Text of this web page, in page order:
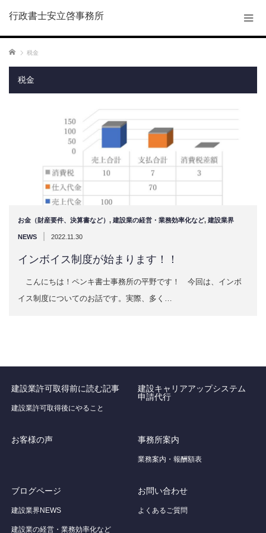
行政書士安立啓事務所
ホーム 税金
税金
お金（財産要件、決算書など） , 建設業の経営・業務効率化など, 建設業界
NEWS 2022.11.30
インボイス制度が始まります！！
こんにちは！ペンキ書士事務所の平野です！ 今回は、インボ
イス制度についてのお話です。実際、多く…
建設業許可取得前に読む記事
建設業許可取得後にやること
建設キャリアアップシステム
申請代行
お客様の声 事務所案内
業務案内・報酬額表
ブログページ
建設業界NEWS
建設業の経営・業務効率化など
お問い合わせ
よくあるご質問